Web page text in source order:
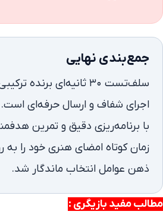
جمع‌بندی نهایی
سلف‌تست ۳۰ ثانیه‌ای
اجرای شفاف و ارسال حرفه‌ای است.
با برنامه‌ریزی دقیق و تمرین
زمان کوتاه امضای هنری خود را به‌
ذهن عوامل انتخاب ماندگار شد.
مطالب مفید بازیگری :